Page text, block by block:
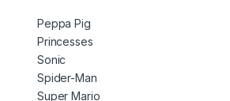
Peppa Pig
Princesses
Sonic
Spider-Man
Super Mario